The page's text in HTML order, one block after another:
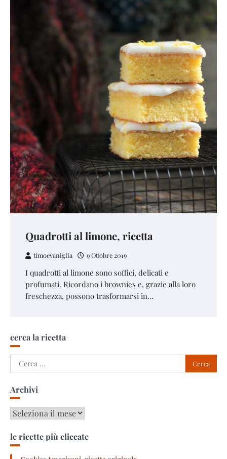
Quadrotti al limone, ricetta
timoevaniglia 9 Ottobre 2019
I quadrotti al limone sono soffici, delicati e
profumati. Ricordano i brownies e, grazie alla loro
freschezza, possono trasformarsi in…
cerca la ricetta
Ricerca
per:
Archivi
Archivi
le ricette più cliccate